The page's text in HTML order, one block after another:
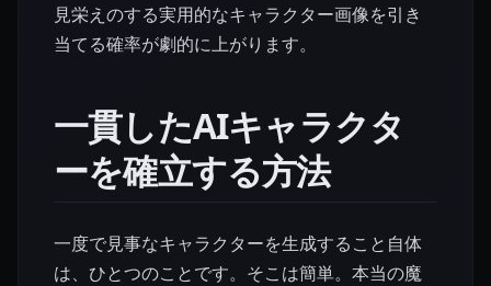
見栄えのする実用的なキャラクター画像を引き
当てる確率が劇的に上がります。
一貫したAIキャラクタ
ーを確立する方法
一度で見事なキャラクターを生成すること自体
は、ひとつのことです。そこは簡単。本当の魔